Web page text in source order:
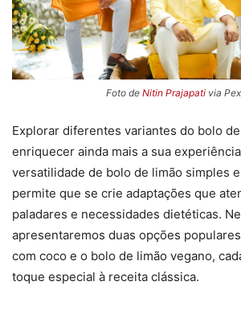
Foto de Nitin Prajapati via
Explorar diferentes variantes do bolo
enriquecer ainda mais a sua
versatilidade de bolo de limão simples
permite que se crie adaptações que
paladares e necessidades dietéticas.
apresentaremos duas opções
com coco e o bolo de limão vegano,
toque especial à receita clássica.